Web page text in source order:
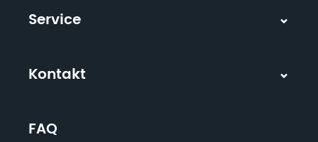
Service
Kontakt
FAQ